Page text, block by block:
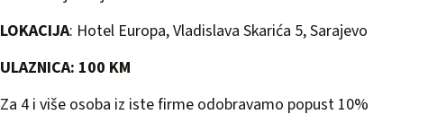
LOKACIJA: Hotel Europa, Vladislava Skarića 5, Sarajevo
ULAZNICA: 100 KM
Za 4 i više osoba iz iste firme odobravamo popust 10%